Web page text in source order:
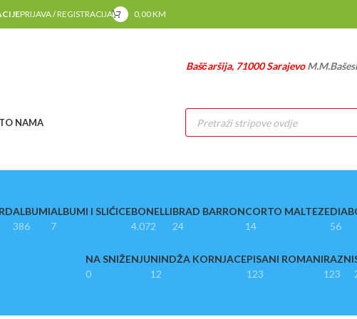
PRIJAVA / REGISTRACIJA 0,00KM
Baščaršija, 71000 Sarajevo
O NAMA
Products
search
ALBUMI
386
ALBUMI I SLIĆICE
7
BONELLI
4.072
BRAD BARRON
24
CORTO MALTEZE
14
56
NA SNIŽENJU
0
NINDŽA KORNJACE
12
PISANI ROMANI
123
RAZNI
123